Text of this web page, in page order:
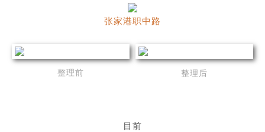
张家港职中路
整理前 整理后
目前